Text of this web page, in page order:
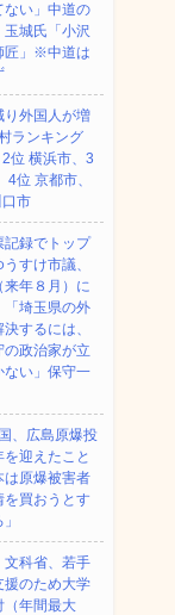
ない」中道の
城氏「小沢
匠」※中道は
り外国人が増
ランキング
位 横浜市、3
4位 京都市、
市
記録でトップ
すけ市議、
年８月）に
「埼玉県の外
するには、
政治家が立
ない」保守一
、広島原爆投
迎えたこと
は原爆被害者
を買おうとす
文科省、若手
援のため大学
（年間最大